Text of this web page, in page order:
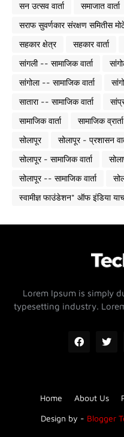
सन उत्सव वार्ता
समाजात वार्ता
सराफ सुवर्णकार संरक्षण समितीस
सहकार क्षेत्र
सहकार वार्ता
सांगली -- सामाजिक वार्ता
सांगोला -- सामाजिक वार्ता
सातारा -- सामाजिक वार्ता
सामाजिक वार्ता
सामाजिक व्रार्ता
सोलापूर
सोलापूर - प्रशासन
सोलापूर - सामाजिक वार्ता
सोलापूर -- सामाजिक वार्ता
स्वामीज्ञ फाउंडेशन* ऑफ इंडिया
Lorem Ipsum is simply
typesetting industry.
Design by - Blogger
Home About Us